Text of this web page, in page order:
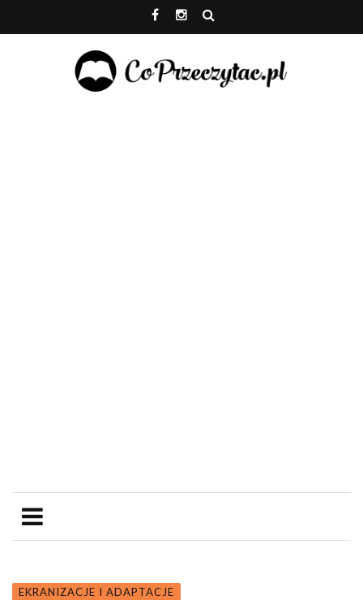
EKRANIZACJE I ADAPTACJE